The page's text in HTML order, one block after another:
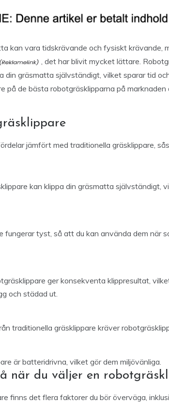
kan vara tidskrävande och fysiskt krävande,
, det har blivit mycket lättare.
din gräsmatta självständigt, vilket sparar tid
på de bästa robotgräsklipparna på marknaden
jämfört med traditionella gräsklippare,
kan klippa din gräsmatta självständigt,
fungerar tyst, så att du kan använda dem när
ger konsekventa klippresultat,
och städad ut.
traditionella gräsklippare kräver
är batteridrivna, vilket gör dem miljövänliga.
när du väljer en
finns det flera faktorer du bör överväga,